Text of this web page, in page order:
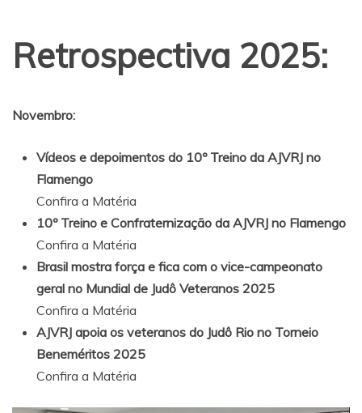
Retrospectiva 2025:
Novembro:
Vídeos e depoimentos do 10º Treino da AJVRJ no
Flamengo
Confira a Matéria
10º Treino e Confraternização da AJVRJ no Flamengo
Confira a Matéria
Brasil mostra força e fica com o vice-campeonato
geral no Mundial de Judô Veteranos 2025
Confira a Matéria
AJVRJ apoia os veteranos do Judô Rio no Torneio
Beneméritos 2025
Confira a Matéria